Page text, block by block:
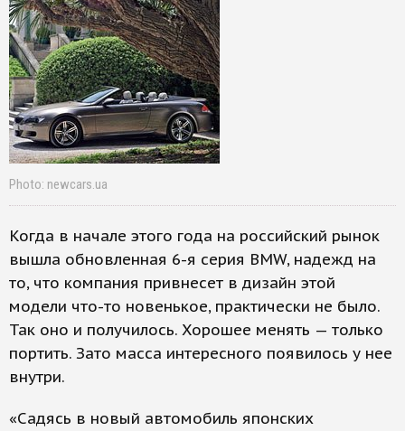
Photo: newcars.ua
Когда в начале этого года на россий­ский рынок
вышла обновленная 6-я серия BMW, надежд на
то, что компания привнесет в дизайн этой
модели что-то новенькое, практически не было.
Так оно и получилось. Хорошее менять — только
портить. Зато масса интересного появилось у нее
внутри.
«Садясь в новый автомобиль японских